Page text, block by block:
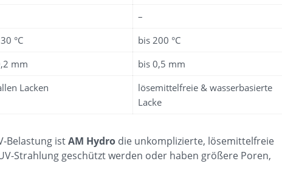
–
°C
bis 200 °C
mm
bis 0,5 mm
Lacken
lösemittelfreie & wasserbasierte
Lacke
Belastung istAM Hydro die unkomplizierte, lösemittelfreie
Strahlung geschützt werden oder haben größere Poren,